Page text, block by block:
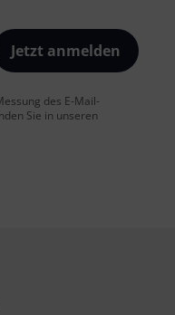
Jetzt anmelden
des E-Mail-
Sie in unseren